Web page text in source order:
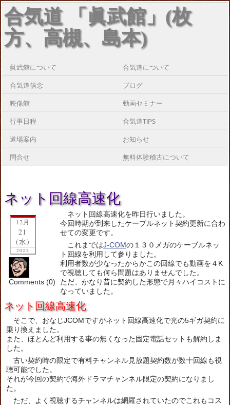
合気道 「眞武館」(枚
方、高槻、島本)
眞武館について 合気道について
合気道信念 ブログ
映像館 動画セミナー
行事日程 合気道TIPS
道場案内 お知らせ
問合せ 無料体験稽古について
ネット回線高速化
12月
21
(水)
2022
Comments (0)
ネット回線高速化を昨日行いました。
今回時期が到来したケーブルネット契約更新に合わ
せての変更です。
これまではJ-COMの１３０メガのケーブルネッ
ト回線を利用して参りました。
利用者数が少なったからかこの回線でも動画を４K
で視聴しても何ら問題はありませんでした。
ただ、かなり昔に契約した形態で月々ハイコストに
なっていました。
ネット回線高速化
そこで、おなじJCOMですがネット回線高速化で光の5ギガ契約に
乗り換えました。
また、ほとんど利用する事の無くなった固定電話セットも解約しま
した。
古い契約時の限定で有料チャンネル見放題契約数が数十回線も視
聴可能でした。
それが今回の契約で海外ドラマチャンネル限定の契約になりまし
た。
ただ、よく視聴するチャンネルは網羅されていたのでこれもコス